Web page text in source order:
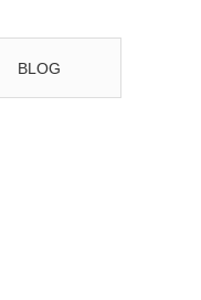
BLOG